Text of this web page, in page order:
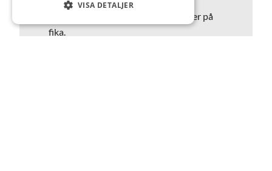
Ingen föranmälan, fri entré. Vi bjuder på
fika.
VISA DETALJER